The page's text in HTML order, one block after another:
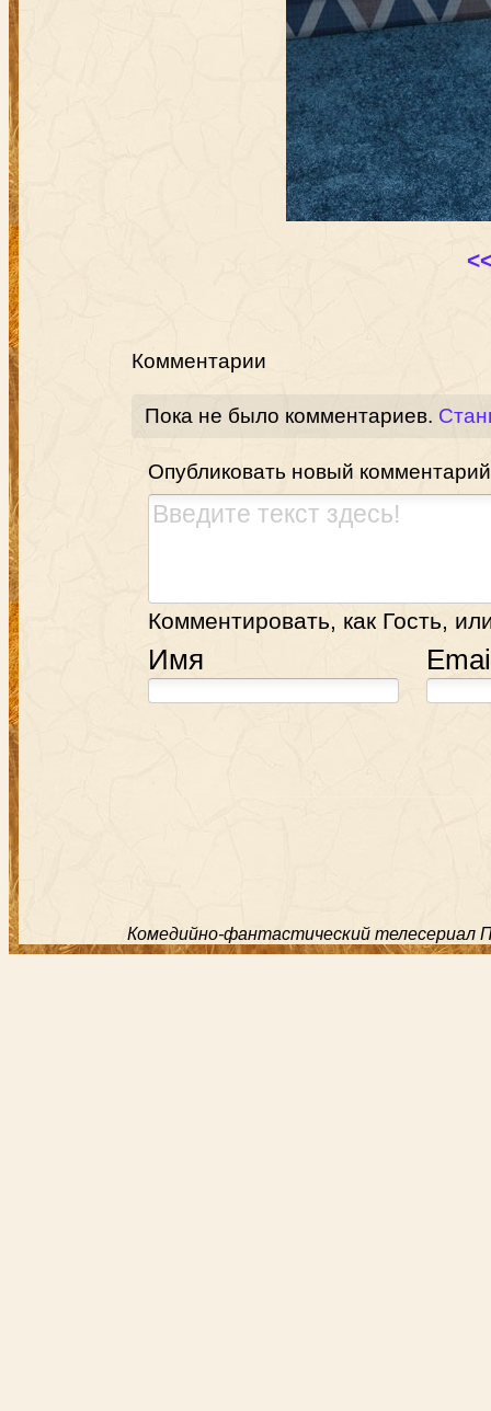
Комментарии
Пока не было комментариев.
Опубликовать новый комментарий
Комментировать, как Гость,
Имя
Комедийно-фантастический телесериал